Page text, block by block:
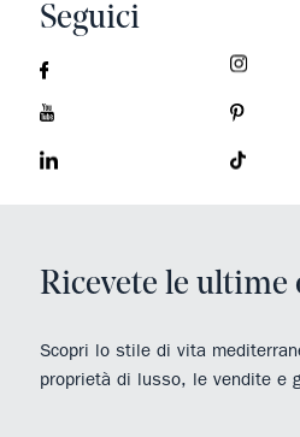
Seguici
Ricevete le ultime
Scopri lo stile di vita
proprietà di lusso, le vendite e